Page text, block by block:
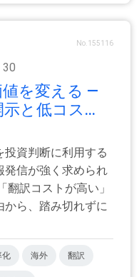
No.155116
を変える ―
と低コス...
資判断に利用する
発信が強く求められ
訳コストが高い」
から、踏み切れずに
化 海外 翻訳